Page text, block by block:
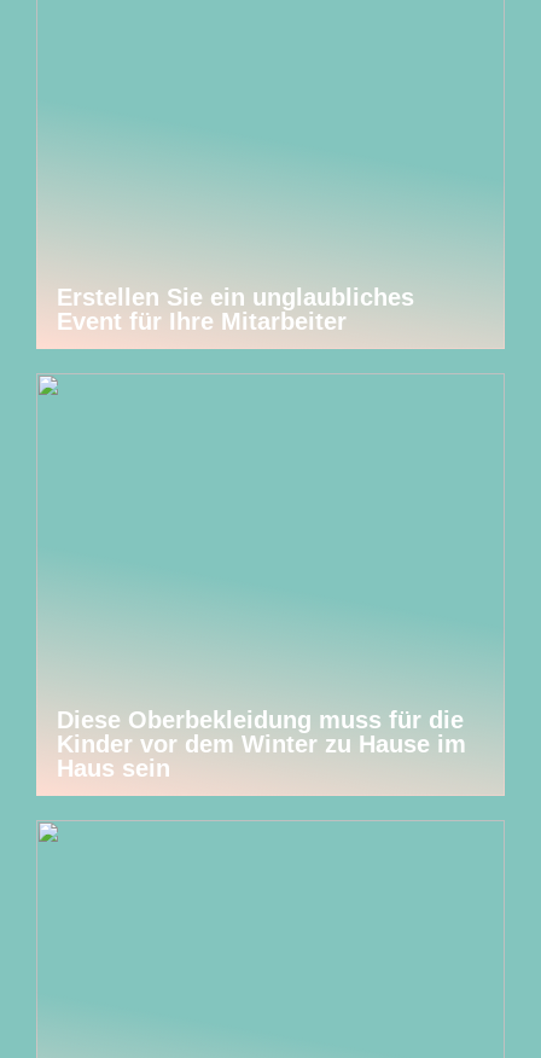
Erstellen Sie ein unglaubliches
Event für Ihre Mitarbeiter
Diese Oberbekleidung muss für die
Kinder vor dem Winter zu Hause im
Haus sein